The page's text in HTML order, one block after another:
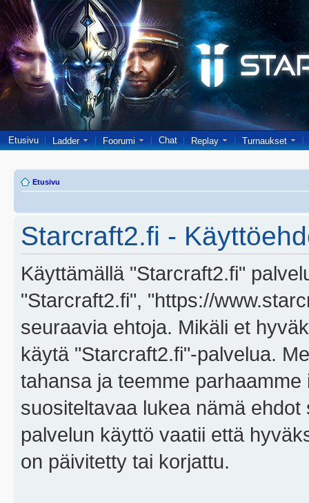
Etusivu Ladder Foorumi Chat Replay Turnaukset
Etusivu
Starcraft2.fi -
Käyttämällä "Starcraft2.fi"
"Starcraft2.fi", "https://
seuraavia ehtoja. Mikäli et
käytä "Starcraft2.fi"-palvelua.
tahansa ja teemme
suositeltavaa lukea nämä
palvelun käyttö vaatii että
on päivitetty tai korjattu.